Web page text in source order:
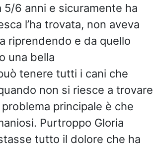
5/6 anni e sicuramente ha
l’ha trovata, non aveva
riprendendo e da quello
una bella
tenere tutti i cani che
non si riesce a trovare
principale è che
Purtroppo Gloria
tutto il dolore che ha